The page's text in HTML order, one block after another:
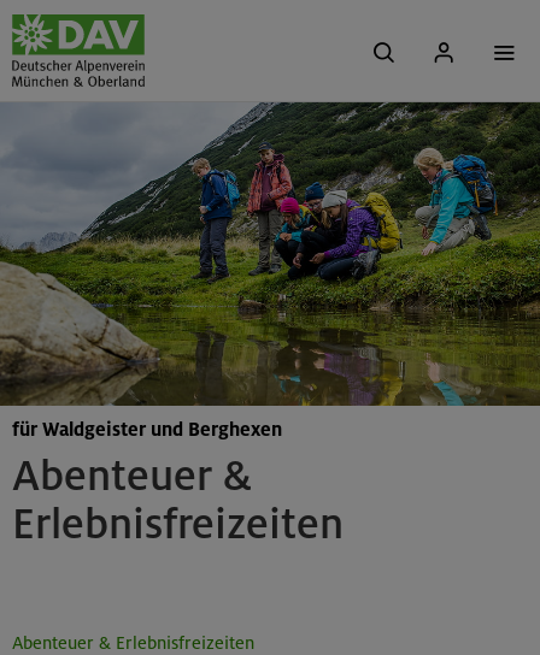
Abenteuer &
Erlebnisfreizeiten
für Waldgeister und Berghexen
Abenteuer & Erlebnisfreizeiten